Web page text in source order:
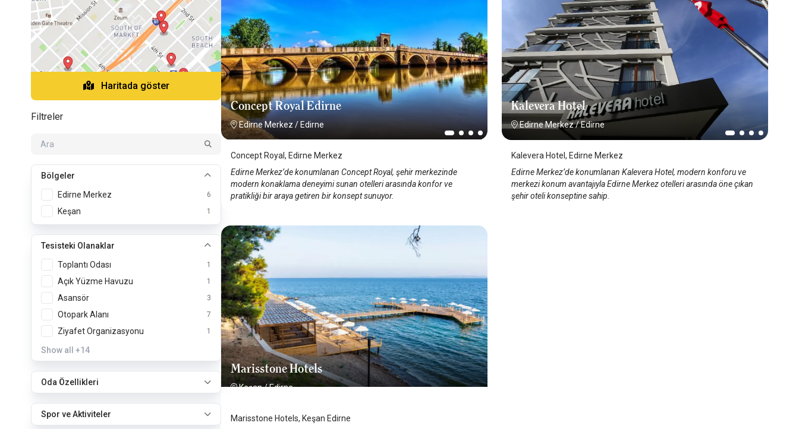
Haritada göster
Filtreler
Bölgeler
Edirne Merkez
6
Keşan 1
Tesisteki Olanaklar
Toplantı Odası
1
Açık Yüzme Havuzu 1
Asansör 3
Otopark Alanı 7
Ziyafet Organizasyonu 1
Show all +14
Oda Özellikleri
Spor ve Aktiviteler
Concept Royal Edirne
Edirne Merkez/ Edirne
Concept Royal, Edirne Merkez
Edirne Merkez’de konumlanan Concept Royal, şehir merkezinde
modern konaklama deneyimi sunan otelleri arasında konfor ve
pratikliği bir araya getiren bir konsept sunuyor.
Kalevera Hotel
Edirne Merkez/Edirne
Kalevera Hotel, Edirne Merkez
Edirne Merkez’de konumlanan Kalevera Hotel, modern konforu ve
merkezi konum avantajıyla Edirne Merkez otelleri arasında öne çıkan
şehir oteli konseptine sahip.
Marisstone Hotels
Keşan/Edirne
Marisstone Hotels, Keşan Edirne